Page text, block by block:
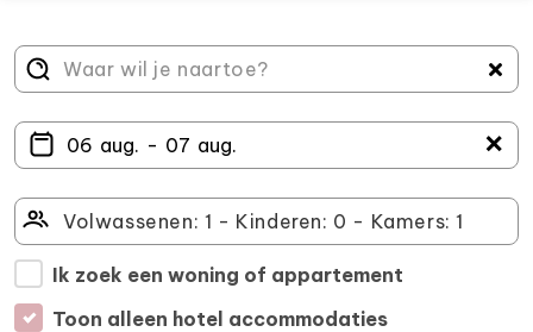
＋
Ik zoek een woning of appartement
Toon alleen hotel accommodaties